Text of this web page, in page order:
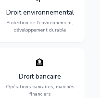
Droit environnemental
Protection de l'environnement,
développement durable
conformité
environnementale, litiges et
développement durable.
🏦
Droit bancaire
Opérations bancaires, marchés
financiers
Gestion de vos opérations
financières : contentieux
bancaire, investissements et
régulation.